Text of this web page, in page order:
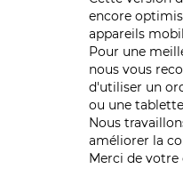
encore
appareils
Pour une
nous vous
d'utiliser un
ou une
Nous
améliorer la
Merci de